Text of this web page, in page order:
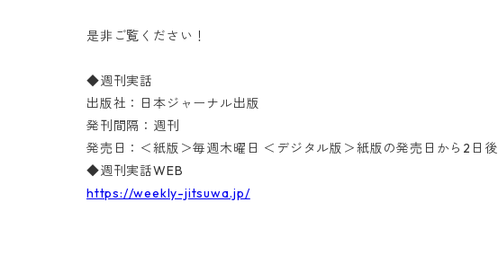
是非ご覧ください！
◆週刊実話
出版社：日本ジャーナル出版
発刊間隔：週刊
発売日：＜紙版＞毎週木曜日 ＜デジタル版＞紙版の発売日から2日後
◆週刊実話WEB
https://weekly-jitsuwa.jp/